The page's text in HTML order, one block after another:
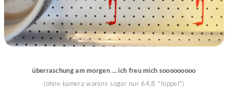
überraschung am morgen ... ich freu mich sooooooooo
(ohne kamera warens sogar nur 64,8 *hippel*)